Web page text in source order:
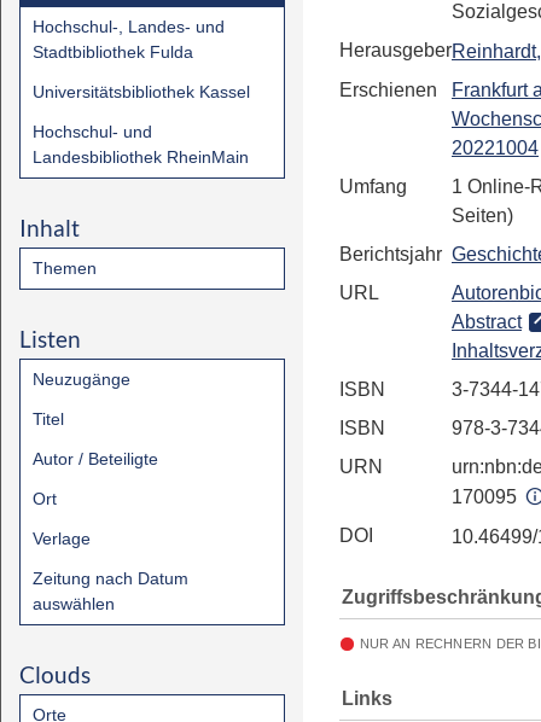
Hochschul-, Landes- und
Stadtbibliothek Fulda
Universitätsbibliothek Kassel
Hochschul- und
Landesbibliothek RheinMain
Inhalt
Themen
Listen
Neuzugänge
Titel
Autor / Beteiligte
Ort
Verlage
Zeitung nach Datum
auswählen
Clouds
Orte
Herausgeber
Erschienen
Frankfurt
20221004
Umfang
1 Online-
Seiten)
Berichtsjahr
URL
Abstract
ISBN
3-7344-
ISBN
978-3-
URN
170095
DOI
NUR AN RECHNERN DER
Links